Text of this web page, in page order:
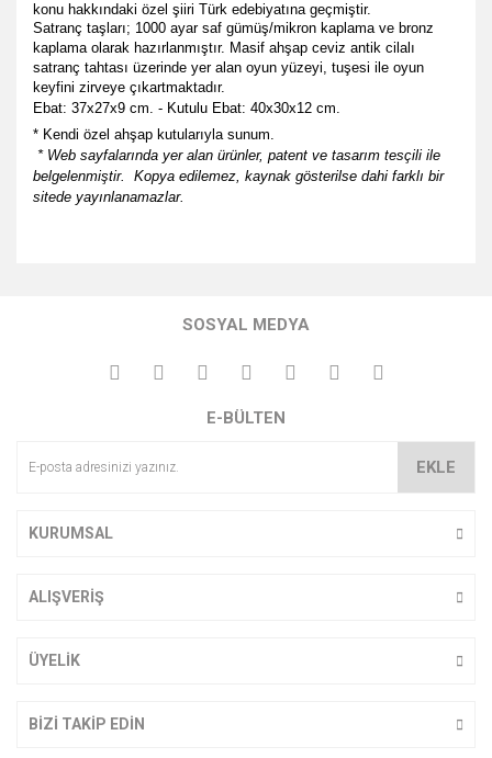
konu hakkındaki özel şiiri Türk edebiyatına geçmiştir.
Satranç taşları; 1000 ayar saf gümüş/mikron kaplama ve bronz
kaplama olarak hazırlanmıştır. Masif ahşap ceviz antik cilalı
satranç tahtası üzerinde yer alan oyun yüzeyi, tuşesi ile oyun
keyfini zirveye çıkartmaktadır.
Ebat: 37x27x9 cm. - Kutulu Ebat: 40x30x12 cm.
* Kendi özel ahşap kutularıyla sunum.
* Web sayfalarında yer alan ürünler, patent ve tasarım tesçili ile
belgelenmiştir.
Kopya edilemez, kaynak gösterilse dahi farklı bir
sitede yayınlanamazlar.
kullanarak tarafımıza iletebilirsiniz.
Görüş ve önerileriniz için teşekkür ederiz.
Ürün açıklamasında eksik bilgiler bulunuyor.
SOSYAL MEDYA
E-BÜLTEN
EKLE
KURUMSAL
ALIŞVERİŞ
ÜYELİK
BİZİ TAKİP EDİN